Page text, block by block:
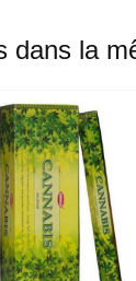
dans la